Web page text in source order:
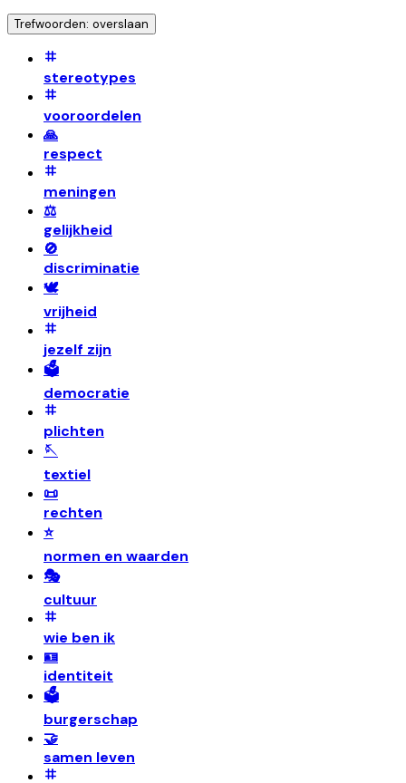
Trefwoorden: overslaan
stereotypes
vooroordelen
🙏
respect
meningen
⚖️
gelijkheid
🚫
discriminatie
🕊️
vrijheid
jezelf zijn
🗳️
democratie
plichten
🪡
textiel
📜
rechten
⭐
normen en waarden
🎭
cultuur
wie ben ik
🪪
identiteit
🗳️
burgerschap
🤝
samen leven